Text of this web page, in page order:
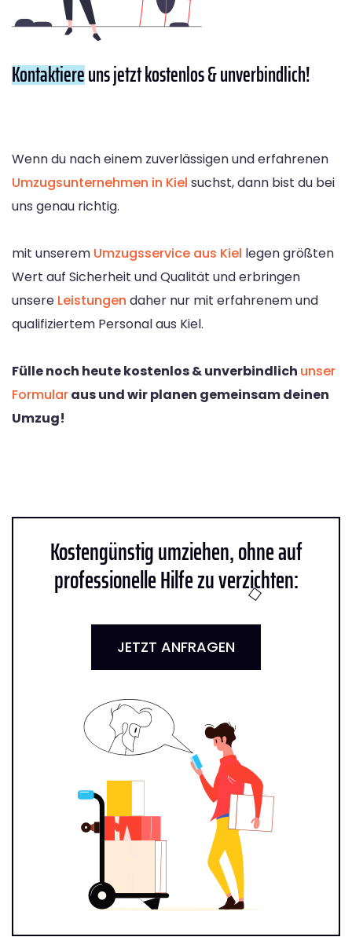
Kontaktiereuns jetzt kostenlos & unverbindlich!
Wenn du nach einem zuverlässigen und erfahrenen
Umzugsunternehmen in Kiel suchst, dann bist du bei
uns genau richtig.
mit unserem Umzugsservice aus Kiel legen größten
Wert auf Sicherheit und Qualität und erbringen
unsere Leistungen daher nur mit erfahrenem und
qualifiziertem Personal aus Kiel.
Fülle noch heute kostenlos & unverbindlich unser
Formularaus und wir planen gemeinsam deinen
Umzug!
Kostengünstig umziehen, ohne auf
professionelle Hilfe zu verzichten:
JETZT ANFRAGEN